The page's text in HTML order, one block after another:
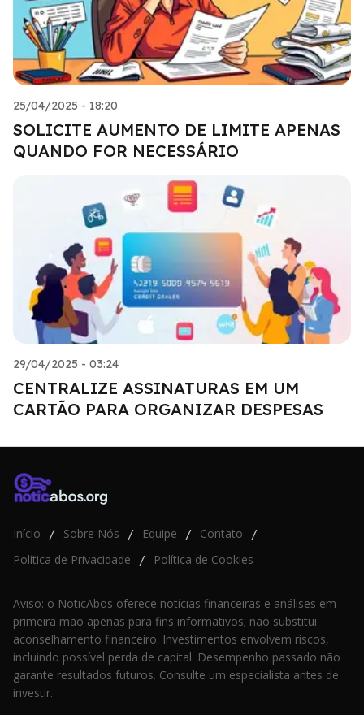
25/04/2025 - 18:20
SOLICITE AUMENTO DE LIMITE APENAS
QUANDO FOR NECESSÁRIO
29/04/2025 - 03:24
CENTRALIZE ASSINATURAS EM UM
CARTÃO PARA ORGANIZAR DESPESAS
Início / Sobre Nós / Equipe / Contato /
Política de Privacidade / Política de Cookies
Aviso: o NoticAbos oferece notícias financeiras e análises em
primeira mão apenas para fins informativos; não substitui
aconselhamento financeiro. Investimentos envolvem riscos,
incluindo possível perda de capital. Desempenho passado não
garante resultados futuros. Consulte um especialista antes de
investir.